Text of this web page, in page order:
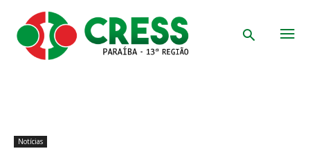
Notícias